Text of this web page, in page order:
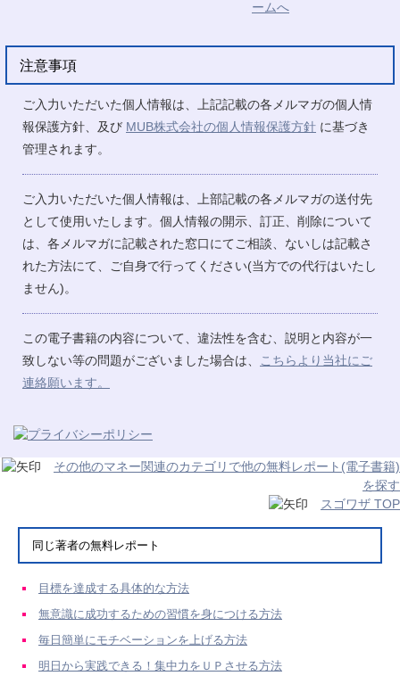
注意事項
ご入力いただいた個人情報は、上記記載の各メルマガの個人情
報保護方針、及び MUB株式会社の個人情報保護方針 に基づき
管理されます。
ご入力いただいた個人情報は、上部記載の各メルマガの送付先
として使用いたします。個人情報の開示、訂正、削除について
は、各メルマガに記載された窓口にてご相談、ないしは記載さ
れた方法にて、ご自身で行ってください(当方での代行はいたし
ません)。
この電子書籍の内容について、違法性を含む、説明と内容が一
致しない等の問題がございました場合は、
こちらより当社にご
連絡願います。
その他のマネー関連のカテゴリで他の無料レポート(電子書籍)
を探す
スゴワザ TOP
同じ著者の無料レポート
目標を達成する具体的な方法
無意識に成功するための習慣を身につける方法
毎日簡単にモチベーションを上げる方法
明日から実践できる！集中力をＵＰさせる方法